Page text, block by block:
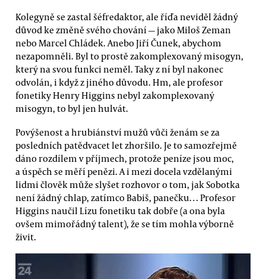
Kolegyně se zastal šéfredaktor, ale říďa neviděl žádný
důvod ke změně svého chování — jako Miloš Zeman
nebo Marcel Chládek. Anebo Jiří Čunek, abychom
nezapomněli. Byl to prostě zakomplexovaný misogyn,
který na svou funkci neměl. Taky z ní byl nakonec
odvolán, i když z jiného důvodu. Hm, ale profesor
fonetiky Henry Higgins nebyl zakomplexovaný
misogyn, to byl jen hulvát.
Povýšenost a hrubiánství mužů vůči ženám se za
posledních patědvacet let zhoršilo. Je to samozřejmě
dáno rozdílem v příjmech, protože peníze jsou moc,
a úspěch se měří penězi. A i mezi docela vzdělanými
lidmi člověk může slyšet rozhovor o tom, jak Sobotka
není žádný chlap, zatímco Babiš, panečku… Profesor
Higgins naučil Lízu fonetiku tak dobře (a ona byla
ovšem mimořádný talent), že se tím mohla výborně
živit.